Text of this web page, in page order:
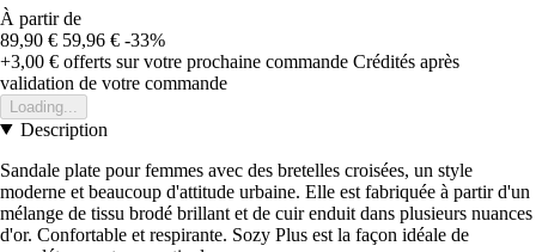
À partir de
89,90 € 59,96 € -33%
+3,00 € offerts sur votre prochaine commande Crédités après
validation de votre commande
Loading...
Description
Sandale plate pour femmes avec des bretelles croisées, un style
moderne et beaucoup d'attitude urbaine. Elle est fabriquée à partir d'un
mélange de tissu brodé brillant et de cuir enduit dans plusieurs nuances
d'or. Confortable et respirante. Sozy Plus est la façon idéale de